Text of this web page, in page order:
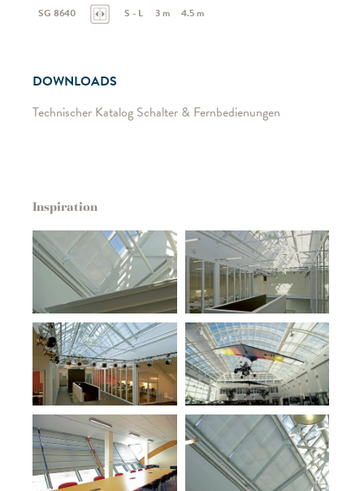
SG 8640 S - L 3 m 4.5 m
DOWNLOADS
Technischer Katalog Schalter & Fernbedienungen
Inspiration